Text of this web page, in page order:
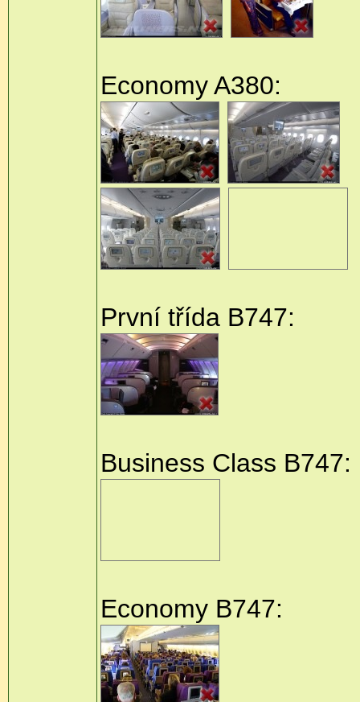
Economy A380:
První třída B747:
Business Class B747:
Economy B747: